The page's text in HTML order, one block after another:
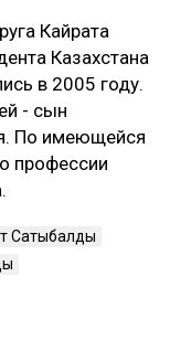
Кайрата
Казахстана
в 2005 году.
- сын
По имеющейся
профессии
Сатыбалды